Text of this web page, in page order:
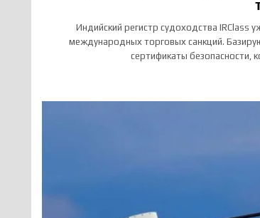
Индийский регистр судоходства IRClass
международных торговых санкций.
сертификаты